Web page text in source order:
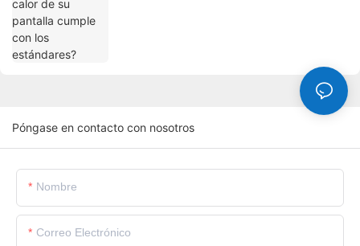
Póngase en contacto con nosotros
Nombre
Correo Electrónico